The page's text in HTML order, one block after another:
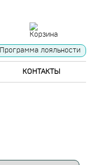
Программа лояльности
КОНТАКТЫ